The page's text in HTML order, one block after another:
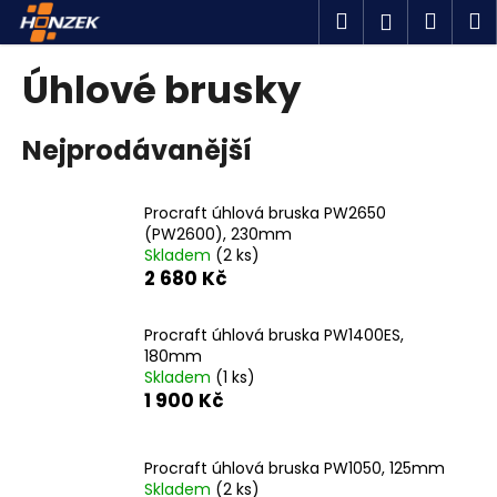
Přejít
obsah
Hledat
Úhlové brusky
Nejprodávanější
Procraft úhlová bruska PW2650
(PW2600), 230mm
Skladem (2 ks)
2 680 Kč
Procraft úhlová bruska PW1400ES,
180mm
Skladem (1 ks)
1 900 Kč
Procraft úhlová bruska PW1050, 125mm
Skladem (2 ks)
o
o